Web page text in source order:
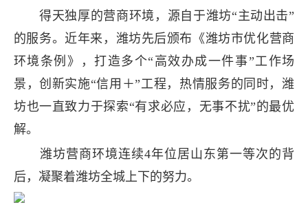
得天独厚的营商环境，源自于潍坊“主动出击”
的服务。近年来，潍坊先后颁布《潍坊市优化营商
环境条例》，打造多个“高效办成一件事”工作场
景，创新实施“信用＋”工程，热情服务的同时，潍
坊也一直致力于探索“有求必应，无事不扰”的最优
解。
潍坊营商环境连续4年位居山东第一等次的背
后，凝聚着潍坊全城上下的努力。